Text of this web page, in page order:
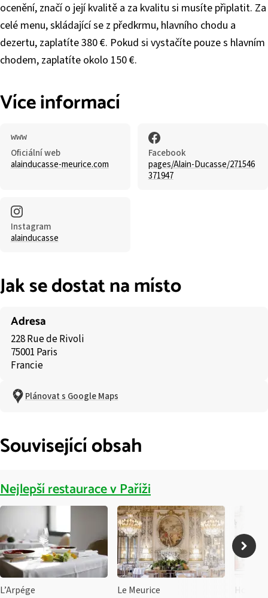
ocenění, značí o její kvalitě a za kvalitu si musíte připlatit. Za
celé menu, skládající se z předkrmu, hlavního chodu a
dezertu, zaplatíte 380 €. Pokud si vystačíte pouze s hlavním
chodem, zaplatíte okolo 150 €.
Více informací
Oficiální web
alainducasse-meurice.com
Facebook
pages/Alain-Ducasse/271546
371947
Instagram
alainducasse
Jak se dostat na místo
Adresa
228 Rue de Rivoli
75001 Paris
Francie
Plánovat s Google Maps
Související obsah
Nejlepší restaurace v Paříži
L’Arpége Le Meurice